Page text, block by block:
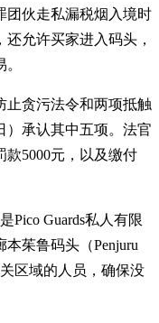
团伙走私漏税烟入境时
允许买家进入码头，
止贪污法令和两项抵触
）承认其中五项。法官
款5000元，以及缴付
Pico Guards私人有限
茱鲁码头（Penjuru
区域的人员，确保没